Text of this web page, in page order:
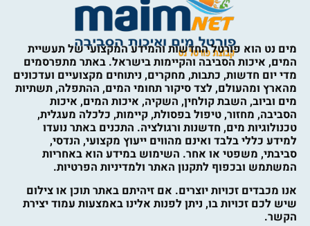
מים נט הוא פורטל החדשות והמידע המקצועי של תעשיית
המים, איכות הסביבה והקיימות בישראל. באתר מתפרסמים
מדי יום חדשות, כתבות, מחקרים, ניתוחים מקצועיים ועדכונים
מהארץ ומהעולם, לצד סיקור תחומי המים, ההתפלה, תשתיות
מים וביוב, השבת קולחין, השקיה, איכות המים, איכות
הסביבה, מחזור, טיפול בפסולת, קיימות, כלכלה מעגלית,
טכנולוגיות מים, חדשנות ורגולציה. התכנים באתר נועדו
למידע כללי בלבד ואינם מהווים ייעוץ מקצועי, הנדסי,
סביבתי, משפטי או אחר. השימוש במידע הוא באחריות
המשתמש ובכפוף לתקנון האתר ולמדיניות הפרטיות.
אנו מכבדים זכויות יוצרים. אם זיהיתם באתר תוכן או צילום
שיש לכם זכויות בו, ניתן לפנות אלינו באמצעות עמוד יצירת
הקשר.